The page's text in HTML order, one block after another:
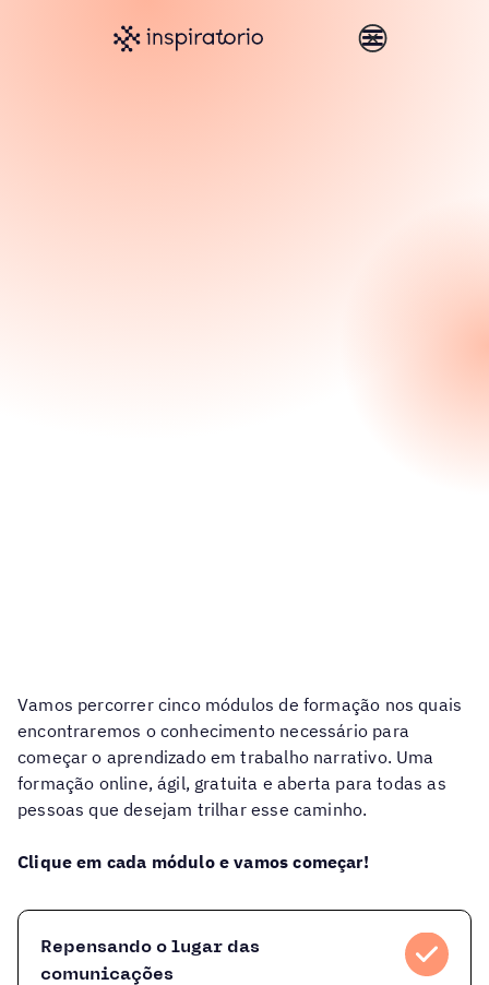
Vamos percorrer cinco módulos de formação nos quais
encontraremos o conhecimento necessário para
começar o aprendizado em trabalho narrativo. Uma
formação online, ágil, gratuita e aberta para todas as
pessoas que desejam trilhar esse caminho.
Clique em cada módulo e vamos começar!
Repensando o lugar das
comunicações